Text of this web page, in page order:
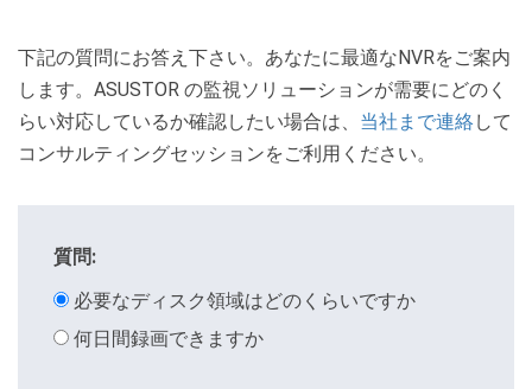
下記の質問にお答え下さい。あなたに最適なNVRをご案内
します。ASUSTOR の監視ソリューションが需要にどのく
らい対応しているか確認したい場合は、 当社まで連絡して
コンサルティングセッションをご利用ください。
質問:
必要なディスク領域はどのくらいですか
何日間録画できますか